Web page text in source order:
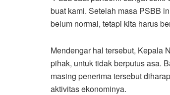
buat kami. Setelah masa PSBB
belum normal, tetapi kita harus
Mendengar hal tersebut, Kepala
pihak, untuk tidak berputus asa.
masing penerima tersebut
aktivitas ekonominya.